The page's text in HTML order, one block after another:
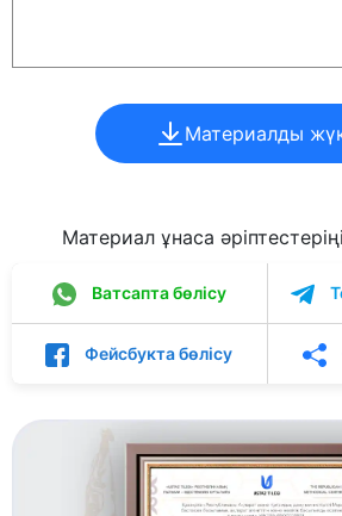
Материалды
Материал ұнаса
Ватсапта бөлісу
Фейсбукта бөлісу